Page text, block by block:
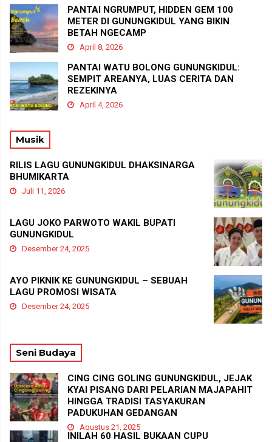
PANTAI NGRUMPUT, HIDDEN GEM 100
METER DI GUNUNGKIDUL YANG BIKIN
BETAH NGECAMP
April 8, 2026
PANTAI WATU BOLONG GUNUNGKIDUL:
SEMPIT AREANYA, LUAS CERITA DAN
REZEKINYA
April 4, 2026
Musik
RILIS LAGU GUNUNGKIDUL DHAKSINARGA
BHUMIKARTA
Juli 11, 2026
LAGU JOKO PARWOTO WAKIL BUPATI
GUNUNGKIDUL
Desember 24, 2025
AYO PIKNIK KE GUNUNGKIDUL – SEBUAH
LAGU PROMOSI WISATA
Desember 24, 2025
Seni Budaya
CING CING GOLING GUNUNGKIDUL, JEJAK
KYAI PISANG DARI PELARIAN MAJAPAHIT
HINGGA TRADISI TASYAKURAN
PADUKUHAN GEDANGAN
Agustus 21, 2025
INILAH 60 HASIL BUKAAN CUPU